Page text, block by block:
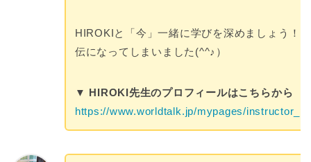
HIROKIと「今」一緒に学びを深めましょう！
伝になってしまいました(^^♪）
▼ HIROKI先生のプロフィールはこちらから
https://www.worldtalk.jp/mypages/